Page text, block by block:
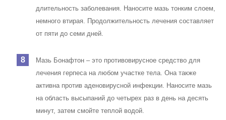
длительность заболевания. Наносите мазь тонким слоем,
немного втирая. Продолжительность лечения составляет
от пяти до семи дней.
Мазь Бонафтон – это противовирусное средство для
лечения герпеса на любом участке тела. Она также
активна против аденовирусной инфекции. Наносите мазь
на область высыпаний до четырех раз в день на десять
минут, затем смойте теплой водой.